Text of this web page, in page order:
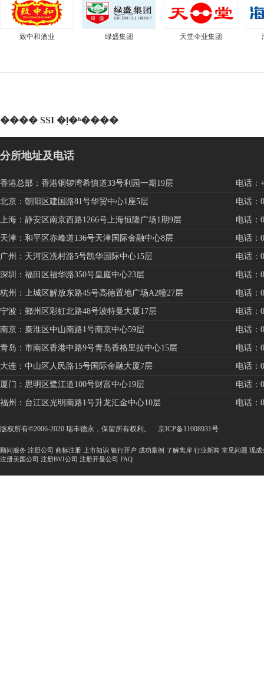
致中和酒业 绿盛集团 天堂伞业集团
���� SSI �ļ�ʱ����
分所地址及电话
香港总部：香港铜锣湾希慎道33号利园一期19层 电话：
北京：朝阳区建国路81号华贸中心1座5层 电话：
上海：静安区南京西路1266号上海恒隆广场1期9层 电话：
天津：和平区赤峰道136号天津国际金融中心8层 电话：
广州：天河区冼村路5号凯华国际中心15层 电话：
深圳：福田区福华路350号皇庭中心23层 电话：
杭州：上城区解放东路45号高德置地广场A2幢27层 电话：
宁波：鄞州区彩虹北路48号波特曼大厦17层 电话：
南京：秦淮区中山南路1号南京中心59层 电话：
青岛：市南区香港中路9号青岛香格里拉中心15层 电话：
大连：中山区人民路15号国际金融大厦7层 电话：
厦门：思明区鹭江道100号财富中心19层 电话：
福州：台江区光明南路1号升龙汇金中心10层 电话：
版权所有©2006-2020 瑞丰德永，保留所有权利。 京ICP备11008931号
顾问服务 注册公司 商标注册 上市知识 银行开户 成功案例 了解离岸 行业新闻 常见问题 现成
注册美国公司 注册BVI公司 注册开曼公司 FAQ